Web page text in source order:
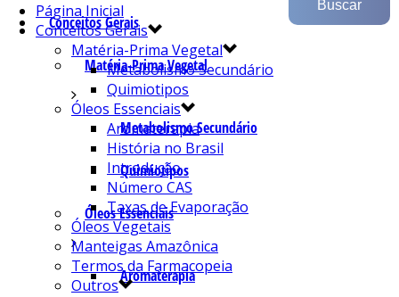
Conceitos Gerais
Matéria-Prima Vegetal
Metabolismo Secundário
Quimiotipos
Óleos Essenciais
Aromaterapia
Página Inicial
Conceitos Gerais
Matéria-Prima Vegetal
Metabolismo Secundário
Quimiotipos
Óleos Essenciais
Aromaterapia
História no Brasil
Introdução
Número CAS
Taxas de Evaporação
Óleos Vegetais
Manteigas Amazônica
Termos da Farmacopeia
Outros